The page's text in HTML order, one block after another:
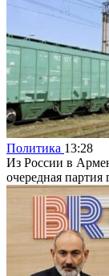
Политика 13:28
Из России в
очередная партия